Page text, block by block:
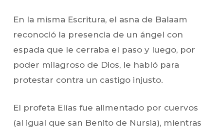
En la misma Escritura, el asna de Balaam
reconoció la presencia de un ángel con
espada que le cerraba el paso y luego, por
poder milagroso de Dios, le habló para
protestar contra un castigo injusto.
El profeta Elías fue alimentado por cuervos
(al igual que san Benito de Nursia), mientras